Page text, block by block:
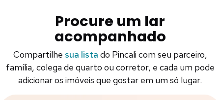
Procure um lar
acompanhado
Compartilhe sua lista do Pincali com seu parceiro,
família, colega de quarto ou corretor, e cada um pode
adicionar os imóveis que gostar em um só lugar.